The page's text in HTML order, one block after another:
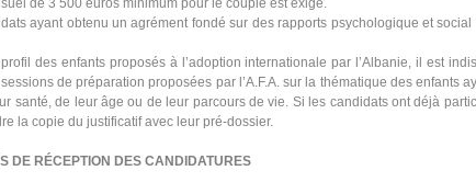
de 3 500 euros minimum pour le couple est exigé.
ayant obtenu un agrément fondé sur des rapports psychologique et
des enfants proposés à l’adoption internationale par l’Albanie, il est
de préparation proposées par l’A.F.A. sur la thématique des enfants
santé, de leur âge ou de leur parcours de vie. Si les candidats ont déjà
la copie du justificatif avec leur pré-dossier.
RÉCEPTION DES CANDIDATURES